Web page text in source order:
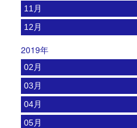
11月
12月
2019年
02月
03月
04月
05月